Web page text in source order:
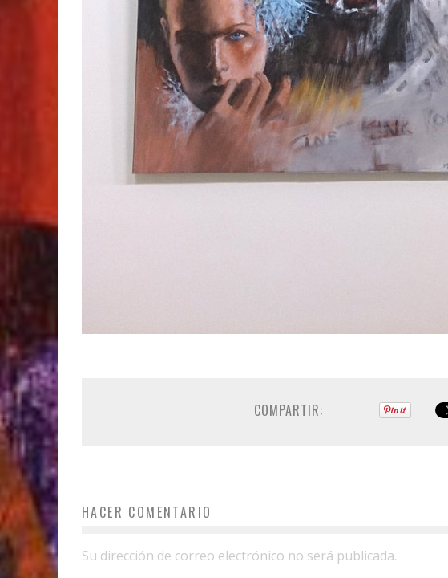
COMPARTIR:
HACER COMENTARIO
Su dirección de correo electrónico no será publicada.